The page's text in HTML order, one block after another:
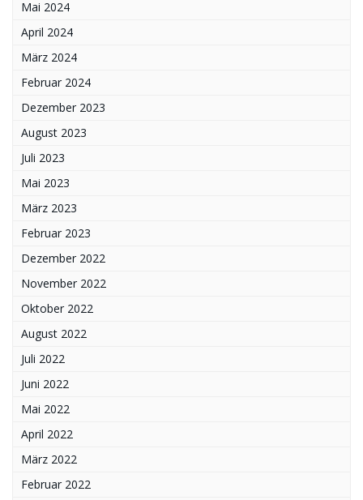
Mai 2024
April 2024
März 2024
Februar 2024
Dezember 2023
August 2023
Juli 2023
Mai 2023
März 2023
Februar 2023
Dezember 2022
November 2022
Oktober 2022
August 2022
Juli 2022
Juni 2022
Mai 2022
April 2022
März 2022
Februar 2022